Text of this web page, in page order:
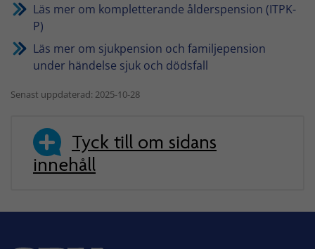
Läs mer om kompletterande ålderspension (ITPK-
P)
Läs mer om sjukpension och familjepension
under händelse sjuk och dödsfall
Senast uppdaterad: 2025-10-28
Tyck till om sidans
innehåll